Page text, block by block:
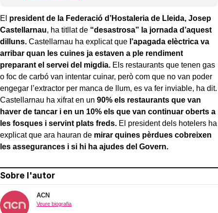
El president de la Federació d’Hostaleria de Lleida, Josep
Castellarnau, ha titllat de “desastrosa” la jornada d’aquest
dilluns. Castellarnau ha explicat que l’apagada elèctrica va
arribar quan les cuines ja estaven a ple rendiment
preparant el servei del migdia. Els restaurants que tenen gas
o foc de carbó van intentar cuinar, però com que no van poder
engegar l’extractor per manca de llum, es va fer inviable, ha dit.
Castellarnau ha xifrat en un 90% els restaurants que van
haver de tancar i en un 10% els que van continuar oberts a
les fosques i servint plats freds. El president dels hotelers ha
explicat que ara hauran de mirar quines pèrdues cobreixen
les assegurances i si hi ha ajudes del Govern.
Sobre l'autor
ACN
Veure biografia